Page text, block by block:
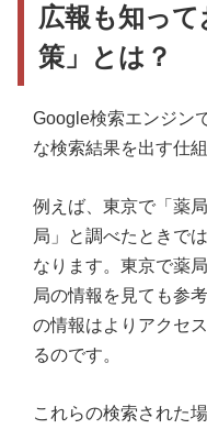
広報も知っ
策」とは？
Google検索エンジン
な検索結果を出す仕
例えば、東京で「薬
局」と調べたときで
なります。東京で薬
局の情報を見ても参
の情報はよりアクセ
るのです。
これらの検索された